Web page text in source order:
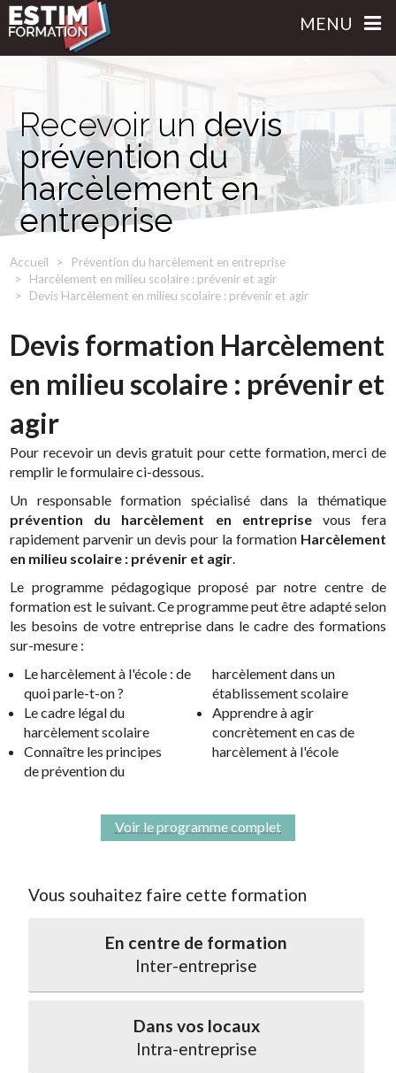
MENU
Recevoir un devis
prévention du
harcèlement en
entreprise
Accueil
Prévention du harcèlement en entreprise
Harcèlement en milieu scolaire : prévenir et agir
Devis Harcèlement en milieu scolaire : prévenir et agir
Devis formation Harcèlement
en milieu scolaire : prévenir et
agir
Pour recevoir un devis gratuit pour cette formation, merci de
remplir le formulaire ci-dessous.
Un responsable formation spécialisé dans la thématique
prévention du harcèlement en entreprisevous fera
rapidement parvenir un devis pour la formation Harcèlement
en milieu scolaire : prévenir et agir.
Le programme pédagogique proposé par notre centre de
formation est le suivant. Ce programme peut être adapté selon
les besoins de votre entreprise dans le cadre des formations
sur-mesure :
Le harcèlement à l'école : de
quoi parle-t-on ?
Le cadre légal du
harcèlement scolaire
Connaître les principes
de prévention du
harcèlement dans un
établissement scolaire
Apprendre à agir
concrètement en cas de
harcèlement à l'école
Voir le programme complet
Vous souhaitez faire cette formation
En centre de formation
Inter-entreprise
Dans vos locaux
Intra-entreprise